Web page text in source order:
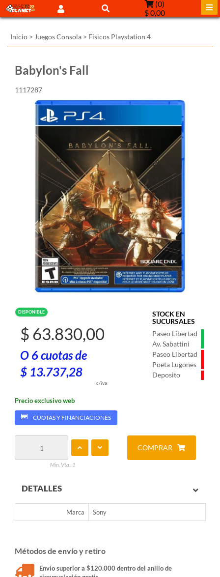
(0)
$ 0,00
Inicio > Juegos Consola > Fisicos Playstation 4
Babylon's Fall
1117287
DISPONIBLE
STOCK EN
SUCURSALES
Paseo Libertad
Av. Sabattini
Paseo Libertad
Poeta Lugones
Deposito
$ 63.830,00
O 6 cuotas de
$ 13.737,28
c/iva
Precio exclusivo web
CUOTAS Y FINANCIACIONES
Min. Vta.: 1
COMPRAR
DETALLES
Marca Sony
Métodos de envío y retiro
Envío superior a $120.000 dentro del anillo de